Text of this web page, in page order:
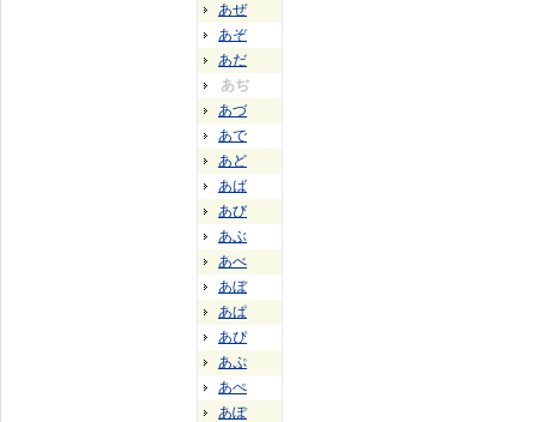
あぜ
あぞ
あだ
あぢ
あづ
あで
あど
あば
あび
あぶ
あべ
あぼ
あぱ
あぴ
あぷ
あぺ
あぽ